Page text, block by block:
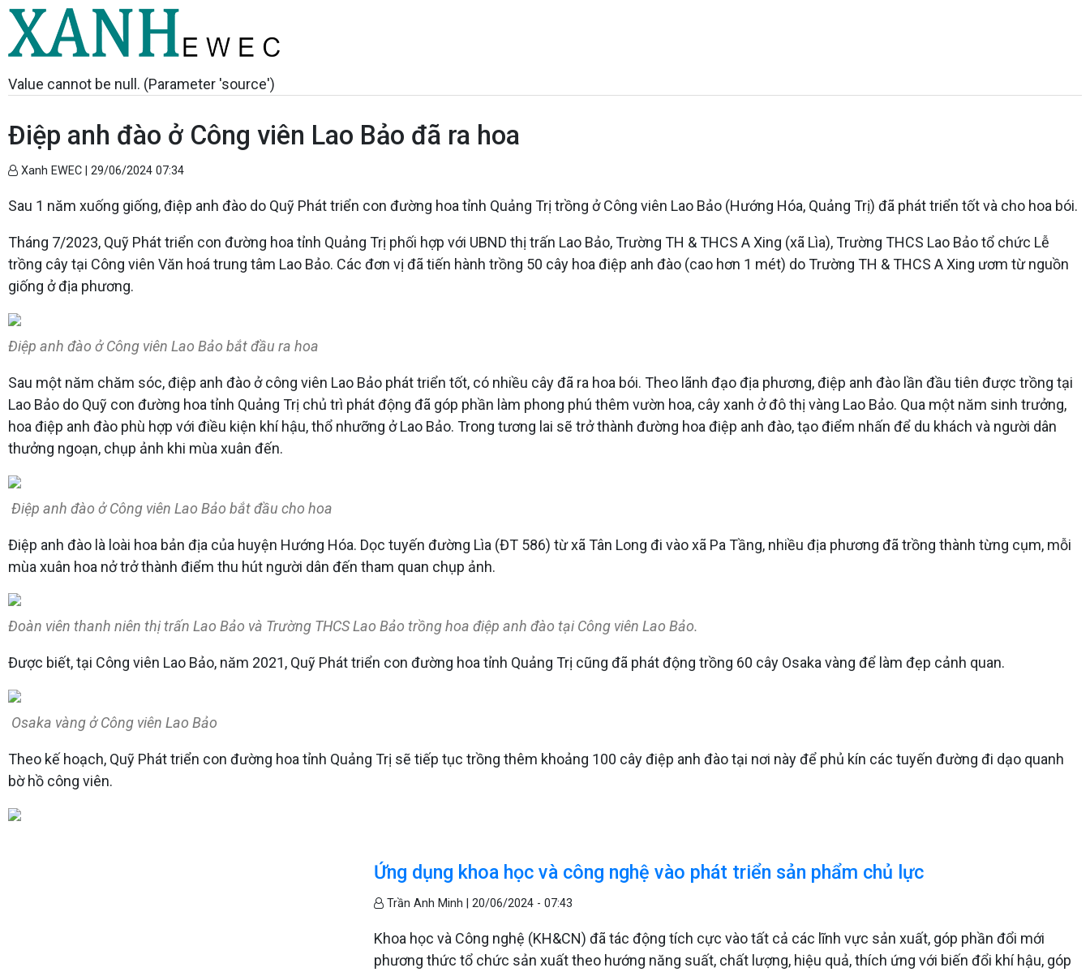
Value cannot be null. (Parameter 'source')
Điệp anh đào ở Công viên Lao Bảo đã ra hoa
Xanh EWEC | 29/06/2024 07:34
Sau 1 năm xuống giống, điệp anh đào do Quỹ Phát triển con đường hoa tỉnh Quảng Trị trồng ở Công viên Lao Bảo (Hướng Hóa, Quảng Trị) đã phát triển tốt và cho hoa bói.
Tháng 7/2023, Quỹ Phát triển con đường hoa tỉnh Quảng Trị phối hợp với UBND thị trấn Lao Bảo, Trường TH & THCS A Xing (xã Lìa), Trường THCS Lao Bảo tổ chức Lễ
trồng cây tại Công viên Văn hoá trung tâm Lao Bảo. Các đơn vị đã tiến hành trồng 50 cây hoa điệp anh đào (cao hơn 1 mét) do Trường TH & THCS A Xing ươm từ nguồn
giống ở địa phương.
Điệp anh đào ở Công viên Lao Bảo bắt đầu ra hoa
Sau một năm chăm sóc, điệp anh đào ở công viên Lao Bảo phát triển tốt, có nhiều cây đã ra hoa bói. Theo lãnh đạo địa phương, điệp anh đào lần đầu tiên được trồng tại
Lao Bảo do Quỹ con đường hoa tỉnh Quảng Trị chủ trì phát động đã góp phần làm phong phú thêm vườn hoa, cây xanh ở đô thị vàng Lao Bảo. Qua một năm sinh trưởng,
hoa điệp anh đào phù hợp với điều kiện khí hậu, thổ nhưỡng ở Lao Bảo. Trong tương lai sẽ trở thành đường hoa điệp anh đào, tạo điểm nhấn để du khách và người dân
thưởng ngoạn, chụp ảnh khi mùa xuân đến.
Điệp anh đào ở Công viên Lao Bảo bắt đầu cho hoa
Điệp anh đào là loài hoa bản địa của huyện Hướng Hóa. Dọc tuyến đường Lìa (ĐT 586) từ xã Tân Long đi vào xã Pa Tầng, nhiều địa phương đã trồng thành từng cụm, mỗi
mùa xuân hoa nở trở thành điểm thu hút người dân đến tham quan chụp ảnh.
Đoàn viên thanh niên thị trấn Lao Bảo và Trường THCS Lao Bảo trồng hoa điệp anh đào tại Công viên Lao Bảo.
Được biết, tại Công viên Lao Bảo, năm 2021, Quỹ Phát triển con đường hoa tỉnh Quảng Trị cũng đã phát động trồng 60 cây Osaka vàng để làm đẹp cảnh quan.
Osaka vàng ở Công viên Lao Bảo
Theo kế hoạch, Quỹ Phát triển con đường hoa tỉnh Quảng Trị sẽ tiếp tục trồng thêm khoảng 100 cây điệp anh đào tại nơi này để phủ kín các tuyến đường đi dạo quanh
bờ hồ công viên.
Ứng dụng khoa học và công nghệ vào phát triển sản phẩm chủ lực
Trần Anh Minh |20/06/2024 - 07:43
Khoa học và Công nghệ (KH&CN) đã tác động tích cực vào tất cả các lĩnh vực sản xuất, góp phần đổi mới
phương thức tổ chức sản xuất theo hướng năng suất, chất lượng, hiệu quả, thích ứng với biến đổi khí hậu, góp